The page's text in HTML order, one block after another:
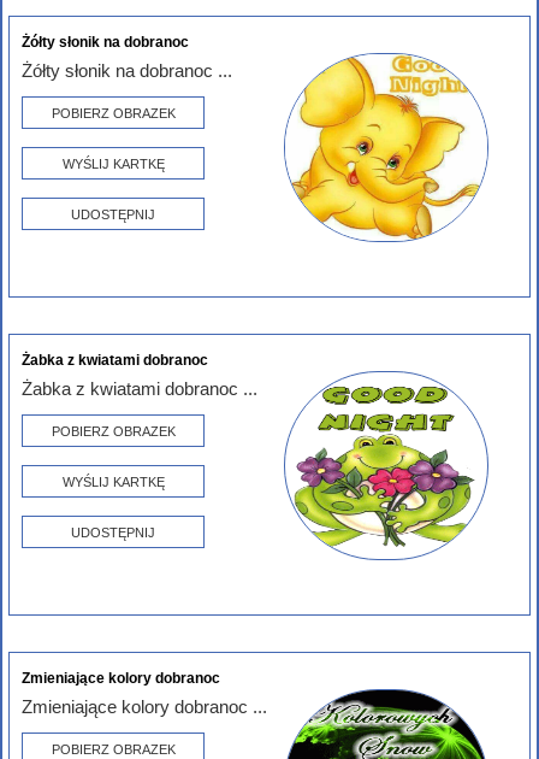
Żółty słonik na dobranoc
Żółty słonik na dobranoc ...
POBIERZ OBRAZEK
WYŚLIJ KARTKĘ
UDOSTĘPNIJ
Żabka z kwiatami dobranoc
Żabka z kwiatami dobranoc ...
POBIERZ OBRAZEK
WYŚLIJ KARTKĘ
UDOSTĘPNIJ
Zmieniające kolory dobranoc
Zmieniające kolory dobranoc ...
POBIERZ OBRAZEK